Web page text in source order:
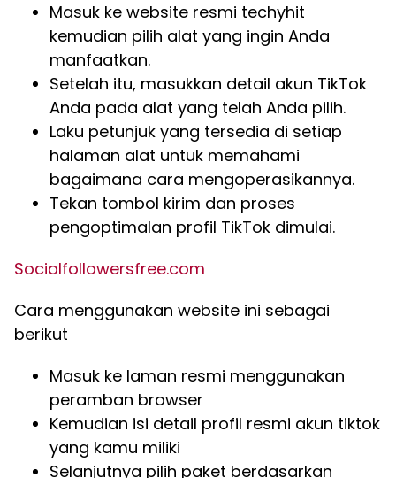
Masuk ke website resmi techyhit
kemudian pilih alat yang ingin Anda
manfaatkan.
Setelah itu, masukkan detail akun TikTok
Anda pada alat yang telah Anda pilih.
Laku petunjuk yang tersedia di setiap
halaman alat untuk memahami
bagaimana cara mengoperasikannya.
Tekan tombol kirim dan proses
pengoptimalan profil TikTok dimulai.
Socialfollowersfree.com
Cara menggunakan website ini sebagai
berikut
Masuk ke laman resmi menggunakan
peramban browser
Kemudian isi detail profil resmi akun tiktok
yang kamu miliki
Selanjutnya pilih paket berdasarkan